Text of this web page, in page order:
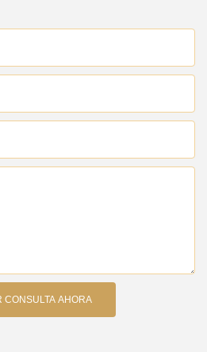
CONSULTA AHORA